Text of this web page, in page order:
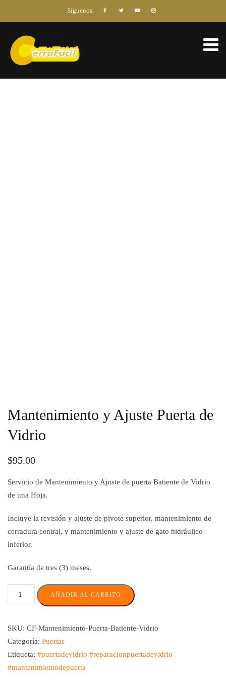
Síguenos:
Mantenimiento y Ajuste Puerta de
Vidrio
$95.00
Servicio de Mantenimiento y Ajuste de puerta Batiente de Vidrio
de una Hoja.
Incluye la revisión y ajuste de pivote superior, mantenimiento de
cerradura central, y mantenimiento y ajuste de gato hidráulico
inferior.
Garantía de tres (3) meses.
AÑADIR AL CARRITO
SKU: CF-Mantenimiento-Puerta-Batiente-Vidrio
Categoría: Puertas
Etiqueta: #puertadevidrio #reparacionpuertadevidrio
#mantenimientodepuerta